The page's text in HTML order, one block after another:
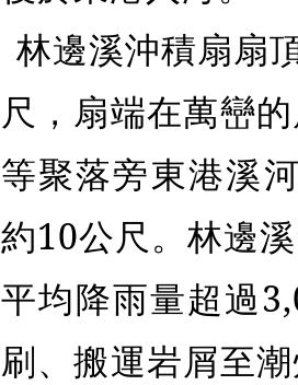
林邊溪沖積扇扇
尺，扇端在萬巒
等聚落旁東港溪
約10公尺。林邊
平均降雨量超過
刷、搬運岩屑至